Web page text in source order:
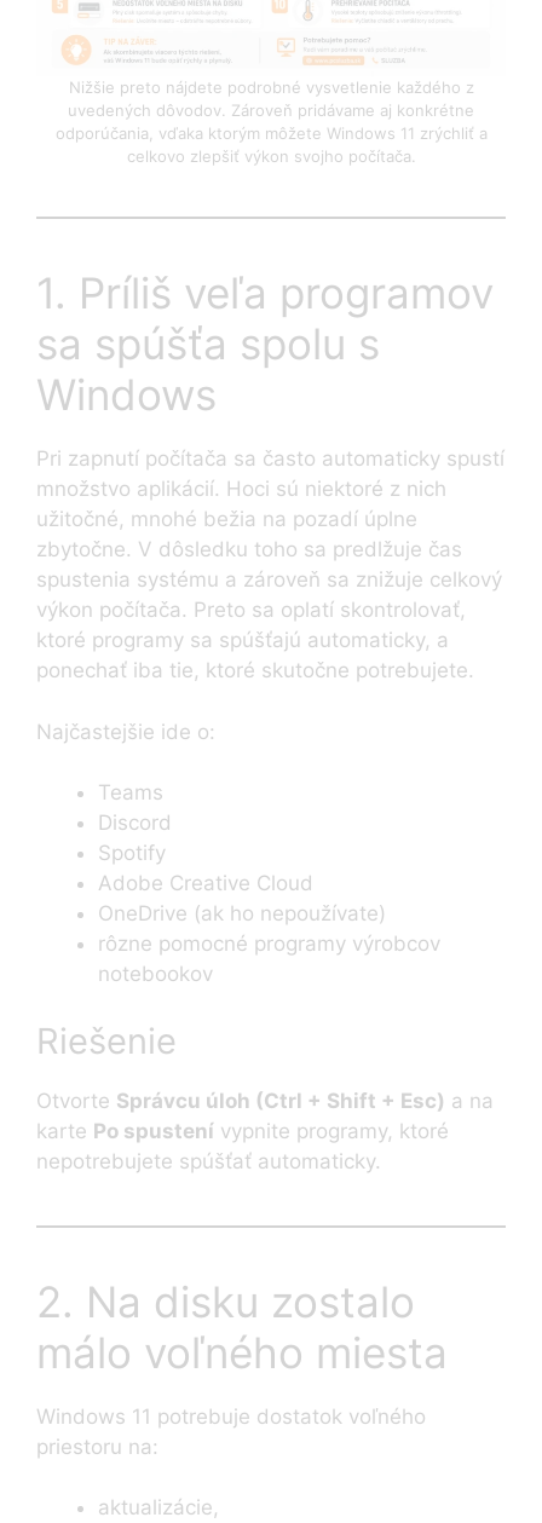
Nižšie preto nájdete podrobné vysvetlenie každého z
uvedených dôvodov. Zároveň pridávame aj konkrétne
odporúčania, vďaka ktorým môžete Windows 11 zrýchliť a
celkovo zlepšiť výkon svojho počítača.
1. Príliš veľa programov
sa spúšťa spolu s
Windows
Pri zapnutí počítača sa často automaticky spustí
množstvo aplikácií. Hoci sú niektoré z nich
užitočné, mnohé bežia na pozadí úplne
zbytočne. V dôsledku toho sa predlžuje čas
spustenia systému a zároveň sa znižuje celkový
výkon počítača. Preto sa oplatí skontrolovať,
ktoré programy sa spúšťajú automaticky, a
ponechať iba tie, ktoré skutočne potrebujete.
Najčastejšie ide o:
Teams
Discord
Spotify
Adobe Creative Cloud
OneDrive (ak ho nepoužívate)
rôzne pomocné programy výrobcov
notebookov
Riešenie
Otvorte Správcu úloh (Ctrl + Shift + Esc) a na
karte Po spustení vypnite programy, ktoré
nepotrebujete spúšťať automaticky.
2. Na disku zostalo
málo voľného miesta
Windows 11 potrebuje dostatok voľného
priestoru na:
aktualizácie,